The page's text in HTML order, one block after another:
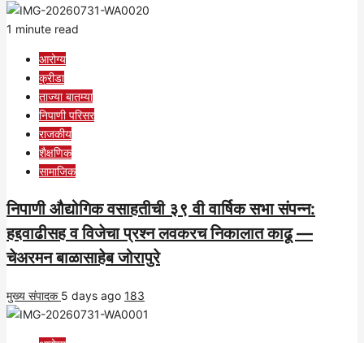
1 minute read
आरोग्य
क्रीडा
ताज्या बातम्या
निपाणी परिसर
राजकीय
शैक्षणिक
सामाजिक
निपाणी औद्योगिक वसाहतीची ३९ वी वार्षिक सभा संपन्न:
हद्दवाढीसह व विजेचा प्रश्न लवकरच निकालात काढू —
चेअरमन बाळासाहेब जोरापुरे
मुख्य संपादक 5 days ago 183